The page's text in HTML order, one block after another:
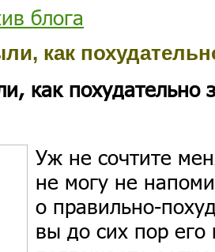
блога
как
как похудательно
Уж не сочтите
не могу не
о правильно-
вы до сих пор его